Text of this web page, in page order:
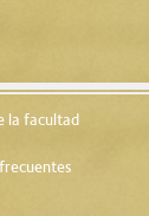
la facultad